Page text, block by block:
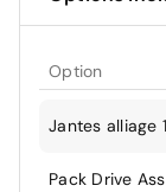
Option
Jantes alliage
Pack Drive